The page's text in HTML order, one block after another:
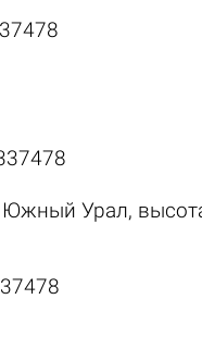
Урал,